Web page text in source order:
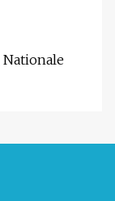
Nationale